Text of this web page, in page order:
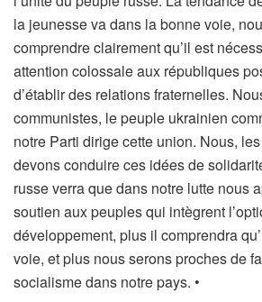
la jeunesse va dans la bonne voie,
comprendre clairement qu’il est
attention colossale aux républiques
d’établir des relations fraternelles.
communistes, le peuple ukrainien
notre Parti dirige cette union. Nous,
devons conduire ces idées de
russe verra que dans notre lutte nous
soutien aux peuples qui intègrent
développement, plus il comprendra
voie, et plus nous serons proches de
socialisme dans notre pays. •